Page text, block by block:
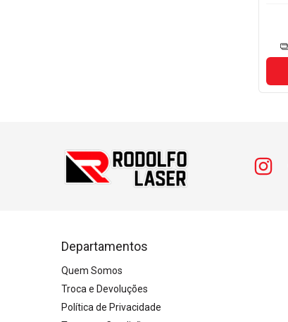
Departamentos
Quem Somos
Troca e Devoluções
Política de Privacidade